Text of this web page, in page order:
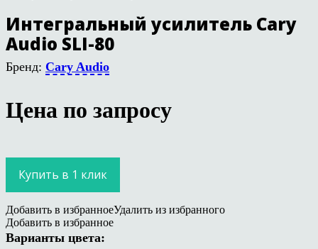
Интегральный усилитель Cary
Audio SLI-80
Бренд: Cary Audio
Цена по запросу
Купить в 1 клик
Добавить в избранноеУдалить из избранного
Добавить в избранное
Варианты цвета: